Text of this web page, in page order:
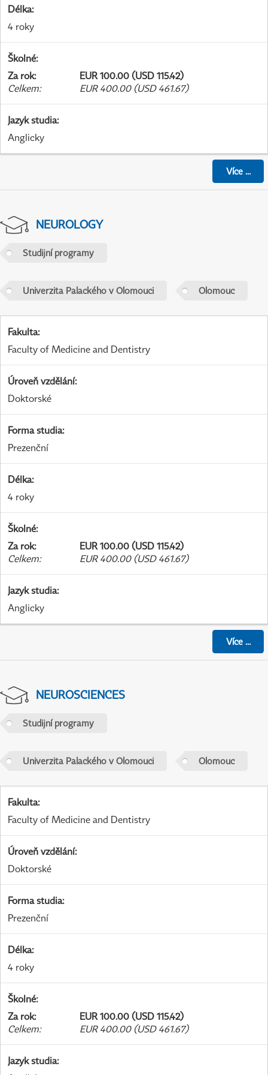
Délka:
4 roky
Školné:
Za rok:
EUR 100.00 (USD 115.42)
Celkem: EUR 400.00 (USD 461.67)
Jazyk studia:
Anglicky
Více...
NEUROLOGY
Studijní programy
Univerzita Palackého v Olomouci Olomouc
Fakulta:
Faculty of Medicine and Dentistry
Úroveň vzdělání:
Doktorské
Forma studia:
Prezenční
Délka:
4 roky
Školné:
Za rok:
EUR 100.00 (USD 115.42)
Celkem: EUR 400.00 (USD 461.67)
Jazyk studia:
Anglicky
Více...
NEUROSCIENCES
Studijní programy
Univerzita Palackého v Olomouci Olomouc
Fakulta:
Faculty of Medicine and Dentistry
Úroveň vzdělání:
Doktorské
Forma studia:
Prezenční
Délka:
4 roky
Školné:
Za rok:
EUR 100.00 (USD 115.42)
Celkem: EUR 400.00 (USD 461.67)
Jazyk studia: